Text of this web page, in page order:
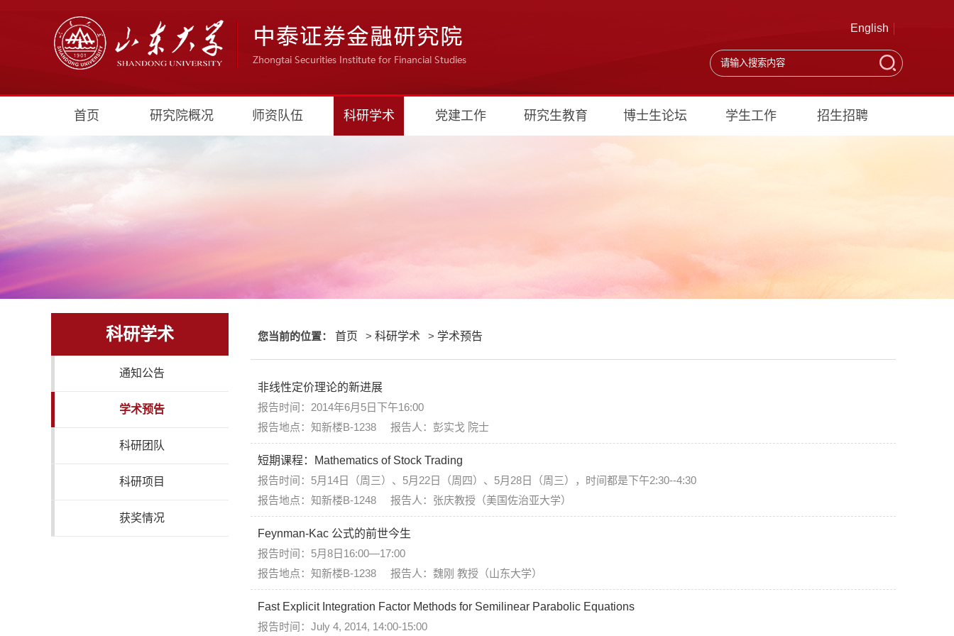
English
首页 研究院概况 师资队伍 科研学术 党建工作 研究生教育 博士生论坛 学生工作 招生招聘
科研学术
通知公告
学术预告
科研团队
科研项目
获奖情况
您当前的位置： 首页 > 科研学术 > 学术预告
非线性定价理论的新进展
报告时间：2014年6月5日下午16:00
报告地点：知新楼B-1238 报告人：彭实戈 院士
短期课程：Mathematics of Stock Trading
报告时间：5月14日（周三）、5月22日（周四）、5月28日（周三），时间都是下午2:30--4:30
报告地点：知新楼B-1248 报告人：张庆教授（美国佐治亚大学）
Feynman-Kac 公式的前世今生
报告时间：5月8日16:00—17:00
报告地点：知新楼B-1238 报告人：魏刚 教授（山东大学）
Fast Explicit Integration Factor Methods for Semilinear Parabolic Equations
报告时间：July 4, 2014, 14:00-15:00